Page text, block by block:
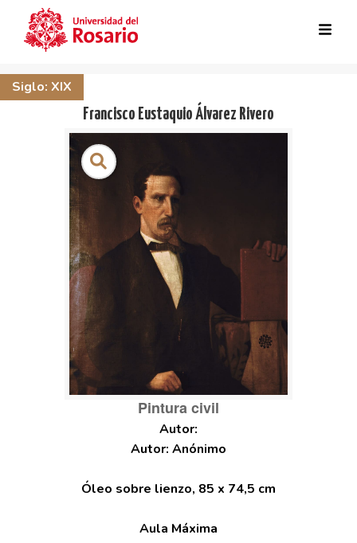
Skip to main content
Siglo: XIX
Francisco Eustaquio Álvarez Rivero
Pintura civil
Autor: Anónimo
Óleo sobre lienzo, 85 x 74,5 cm
Aula Máxima